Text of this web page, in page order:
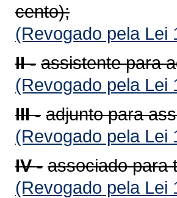
cento);
(Revogado pela Lei
II - assistente para
(Revogado pela Lei
III - adjunto para
(Revogado pela Lei
IV - associado para
(Revogado pela Lei